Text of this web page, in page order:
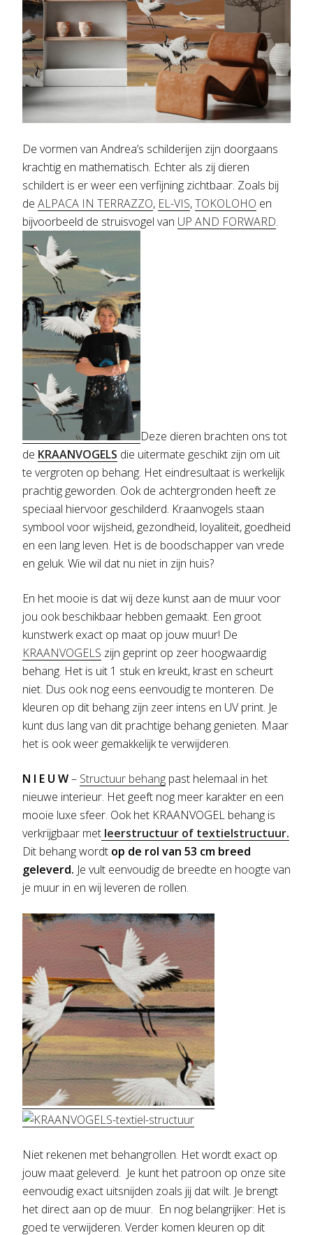
De vormen van Andrea’s schilderijen zijn doorgaans
krachtig en mathematisch. Echter als zij dieren
schildert is er weer een verfijning zichtbaar. Zoals bij
de ALPACA IN TERRAZZO, EL-VIS,TOKOLOHO en
bijvoorbeeld de struisvogel van UP AND FORWARD.
Deze dieren brachten ons tot
de KRAANVOGELS die uitermate geschikt zijn om uit
te vergroten op behang. Het eindresultaat is werkelijk
prachtig geworden. Ook de achtergronden heeft ze
speciaal hiervoor geschilderd. Kraanvogels staan
symbool voor wijsheid, gezondheid, loyaliteit, goedheid
en een lang leven. Het is de boodschapper van vrede
en geluk. Wie wil dat nu niet in zijn huis?
En het mooie is dat wij deze kunst aan de muur voor
jou ook beschikbaar hebben gemaakt. Een groot
kunstwerk exact op maat op jouw muur! De
KRAANVOGELS zijn geprint op zeer hoogwaardig
behang. Het is uit 1 stuk en kreukt, krast en scheurt
niet. Dus ook nog eens eenvoudig te monteren. De
kleuren op dit behang zijn zeer intens en UV print. Je
kunt dus lang van dit prachtige behang genieten. Maar
het is ook weer gemakkelijk te verwijderen.
N I E U W– Structuur behang past helemaal in het
nieuwe interieur. Het geeft nog meer karakter en een
mooie luxe sfeer. Ook het KRAANVOGEL behang is
verkrijgbaar met leerstructuur of textielstructuur.
Dit behang wordt op de rol van 53 cm breed
geleverd. Je vult eenvoudig de breedte en hoogte van
je muur in en wij leveren de rollen.
Niet rekenen met behangrollen. Het wordt exact op
jouw maat geleverd. Je kunt het patroon op onze site
eenvoudig exact uitsnijden zoals jij dat wilt. Je brengt
het direct aan op de muur. En nog belangrijker: Het is
goed te verwijderen. Verder komen kleuren op dit